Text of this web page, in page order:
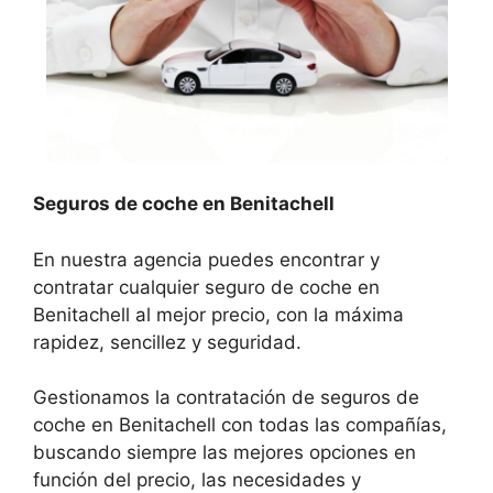
Seguros de coche en Benitachell
En nuestra agencia puedes encontrar y
contratar cualquier seguro de coche en
Benitachell al mejor precio, con la máxima
rapidez, sencillez y seguridad.
Gestionamos la contratación de seguros de
coche en Benitachell con todas las compañías,
buscando siempre las mejores opciones en
función del precio, las necesidades y